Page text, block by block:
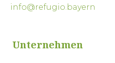
info@refugio.bayern
Unternehmen